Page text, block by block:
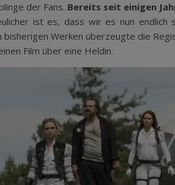
der Fans. Bereits seit einigen
ist es, dass wir es nun endlich
bisherigen Werken überzeugte die
Film über eine Heldin.